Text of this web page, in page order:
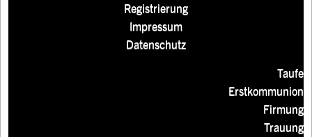
Registrierung
Impressum
Datenschutz
Taufe
Erstkommunion
Firmung
Trauung